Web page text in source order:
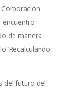
encuentro
de manera
del futuro del